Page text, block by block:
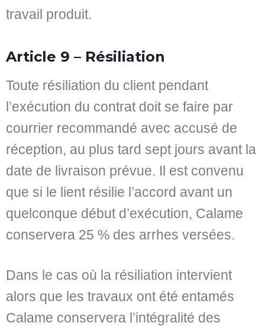
travail produit.
Article 9 – Résiliation
Toute résiliation du client pendant
l’exécution du contrat doit se faire par
courrier recommandé avec accusé de
réception, au plus tard sept jours avant la
date de livraison prévue. Il est convenu
que si le lient résilie l’accord avant un
quelconque début d’exécution, Calame
conservera 25 % des arrhes versées.
Dans le cas où la résiliation intervient
alors que les travaux ont été entamés
Calame conservera l’intégralité des